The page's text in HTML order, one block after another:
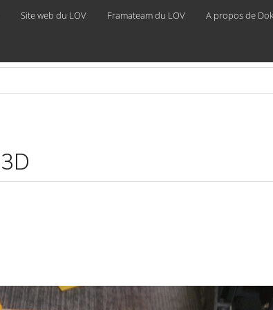
Site web du LOV Framateam du LOV A propos de